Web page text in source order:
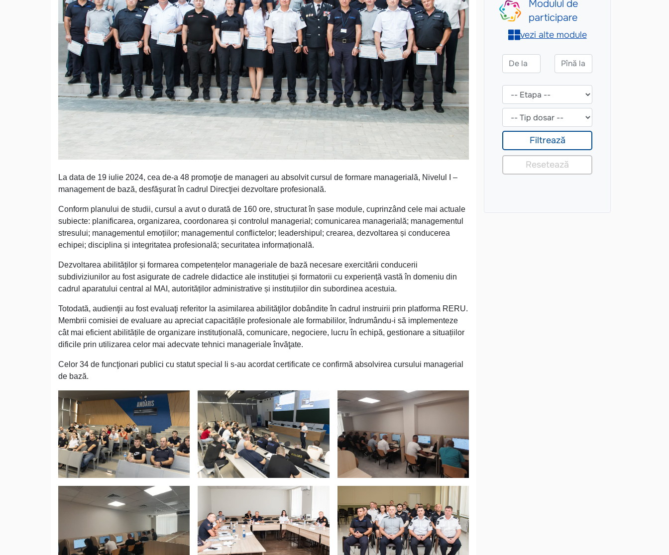
La data de 19 iulie 2024, cea de-a 48 promoţie de manageri au absolvit cursul de formare managerială, Nivelul I –
management de bază, desfăşurat în cadrul Direcţiei dezvoltare profesională.
Conform planului de studii, cursul a avut o durată de 160 ore, structurat în șase module, cuprinzând cele mai actuale
subiecte: planificarea, organizarea, coordonarea și controlul managerial; comunicarea managerială; managementul
stresului; managementul emoțiilor; managementul conflictelor; leadershipul; crearea, dezvoltarea și conducerea
echipei; disciplina și integritatea profesională; securitatea informațională.
Dezvoltarea abilităților și formarea competențelor manageriale de bază necesare exercitării conducerii
subdiviziunilor au fost asigurate de cadrele didactice ale instituției și formatorii cu experiență vastă în domeniu din
cadrul aparatului central al MAI, autorităților administrative și instituțiilor din subordinea acestuia.
Totodată, audienţii au fost evaluaţi referitor la asimilarea abilităţilor dobândite în cadrul instruirii prin platforma RERU.
Membrii comisiei de evaluare au apreciat capacitățile profesionale ale formabililor, îndrumându-i să implementeze
cât mai eficient abilitățile de organizare instituțională, comunicare, negociere, lucru în echipă, gestionare a situațiilor
dificile prin utilizarea celor mai adecvate tehnici manageriale învăţate.
Celor 34 de funcţionari publici cu statut special li s-au acordat certificate ce confirmă absolvirea cursului managerial
de bază.